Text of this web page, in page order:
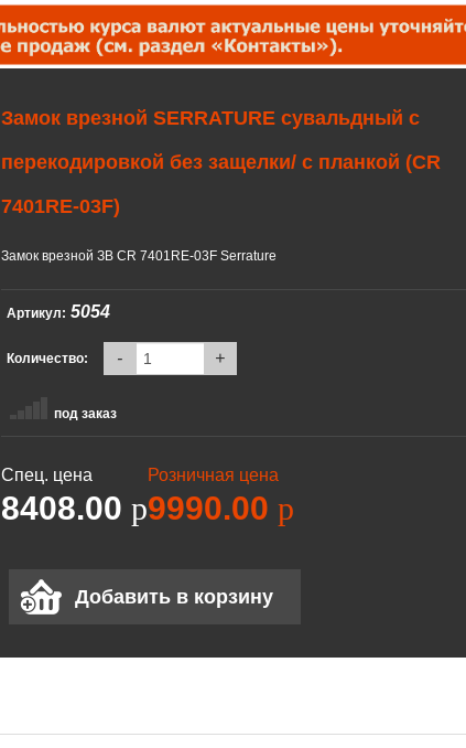
Замок врезной SERRATURE сувальдный с
перекодировкой без защелки/ с планкой (CR
7401RE-03F)
Замок врезной ЗВ CR 7401RE-03F Serrature
Артикул: 5054
Количество: - +
под заказ
Спец. цена
8408.00 p
Розничная цена
9990.00 p